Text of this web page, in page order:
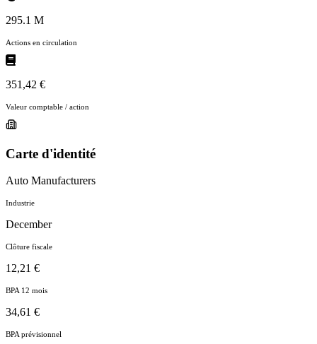
295.1 M
Actions en circulation
351,42 €
Valeur comptable / action
Carte d'identité
Auto Manufacturers
Industrie
December
Clôture fiscale
12,21 €
BPA 12 mois
34,61 €
BPA prévisionnel